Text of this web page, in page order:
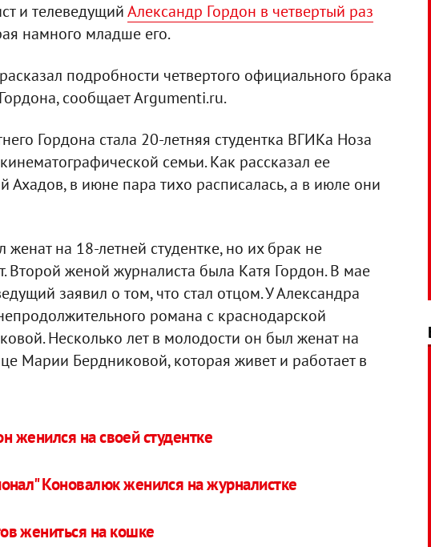
и телеведущийАлександр Гордон в четвертый раз
намного младше его.
подробности четвертого официального брака
сообщает Argumenti.ru.
Гордона стала 20-летняя студентка ВГИКа Ноза
семьи. Как рассказал ее
Ахадов, в июне пара тихо расписалась, а в июле они
женат на 18-летней студентке, но их брак не
Второй женой журналиста была Катя Гордон. В мае
заявил о том, что стал отцом. У Александра
романа с краснодарской
Несколько лет в молодости он был женат на
Марии Бердниковой, которая живет и работает в
женился на своей студентке
Коновалюк женился на журналистке
жениться на кошке